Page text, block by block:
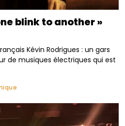
blink to another »
Kévin Rodrigues : un gars
de musiques électriques qui est